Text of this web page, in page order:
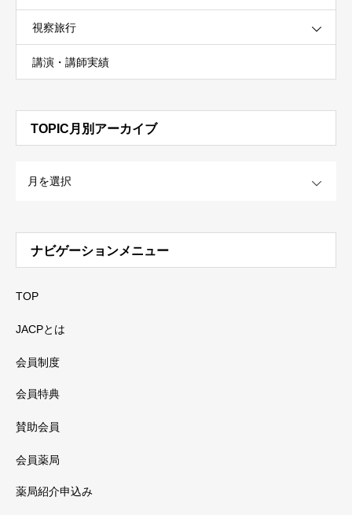
視察旅行
講演・講師実績
TOPIC月別アーカイブ
ナビゲーションメニュー
TOP
JACPとは
会員制度
会員特典
賛助会員
会員薬局
薬局紹介申込み